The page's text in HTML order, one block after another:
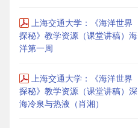
上海交通大学：《海洋世界
探秘》教学资源（课堂讲稿）海
洋第一周
上海交通大学：《海洋世界
探秘》教学资源（课堂讲稿）深
海冷泉与热液（肖湘）